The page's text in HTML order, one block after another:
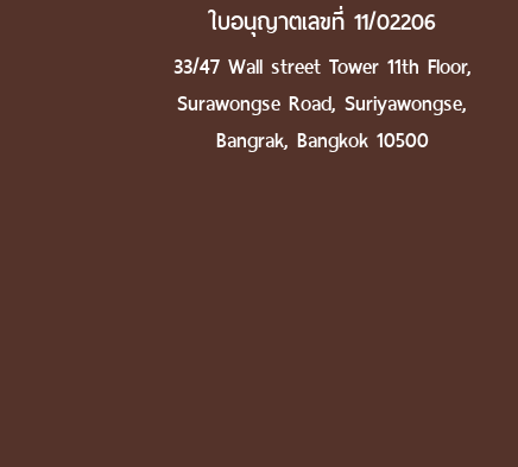
ใบอนุญาตเลขที่ 11/02206
33/47 Wall street Tower 11th Floor,
Surawongse Road, Suriyawongse,
Bangrak, Bangkok 10500